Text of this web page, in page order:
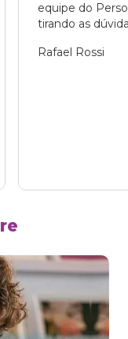
equipe do
tirando as
Rafael Rossi